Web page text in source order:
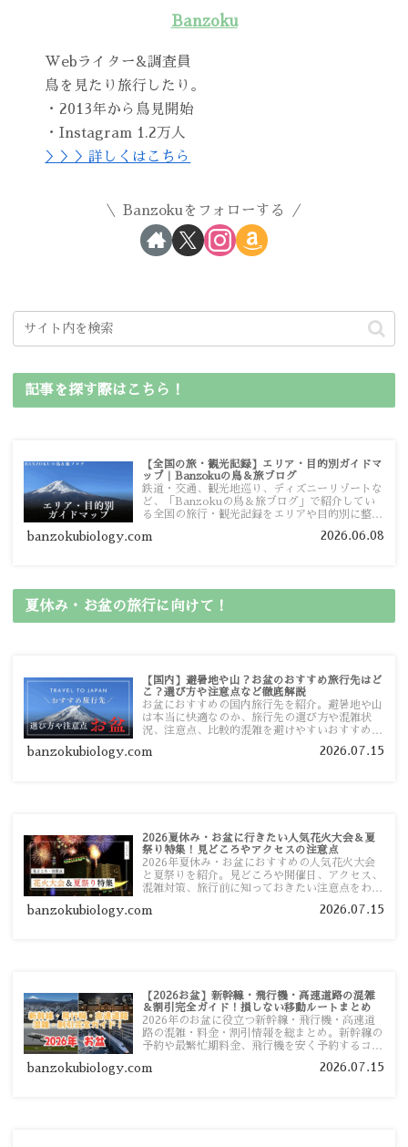
Banzoku
Webライター&調査員
鳥を見たり旅行したり。
・2013年から鳥見開始
・Instagram 1.2万人
＞＞＞詳しくはこちら
Banzokuをフォローする
記事を探す際はこちら！
【全国の旅・観光記録】エリア・目的別ガイドマ
ップ｜Banzokuの鳥＆旅ブログ
鉄道・交通、観光地巡り、ディズニーリゾートな
ど、「Banzokuの鳥＆旅ブログ」で紹介してい
る全国の旅行・観光記録をエリアや目的別に整理
ガイドマップからスムーズに見つけていただけま
banzokubiology.com 2026.06.08
夏休み・お盆の旅行に向けて！
【国内】避暑地や山？お盆のおすすめ旅行先はど
こ？選び方や注意点など徹底解説
お盆におすすめの国内旅行先を紹介。避暑地や山
は本当に快適なのか、旅行先の選び方や混雑状
況、注意点、比較的混雑を避けやすいおすすめス
す。
banzokubiology.com 2026.07.15
2026夏休み・お盆に行きたい人気花火大会＆夏
祭り特集！見どころやアクセスの注意点
2026年夏休み・お盆におすすめの人気花火大会
と夏祭りを紹介。見どころや開催日、アクセス、
混雑対策、旅行前に知っておきたい注意点をわか
banzokubiology.com 2026.07.15
【2026お盆】新幹線・飛行機・高速道路の混雑
＆割引完全ガイド！損しない移動ルートまとめ
2026年のお盆に役立つ新幹線・飛行機・高速道
路の混雑・料金・割引情報を総まとめ。新幹線の
予約や最繁忙期料金、飛行機を安く予約するコ
い移動方法を分かりやすく解説します。
banzokubiology.com 2026.07.15